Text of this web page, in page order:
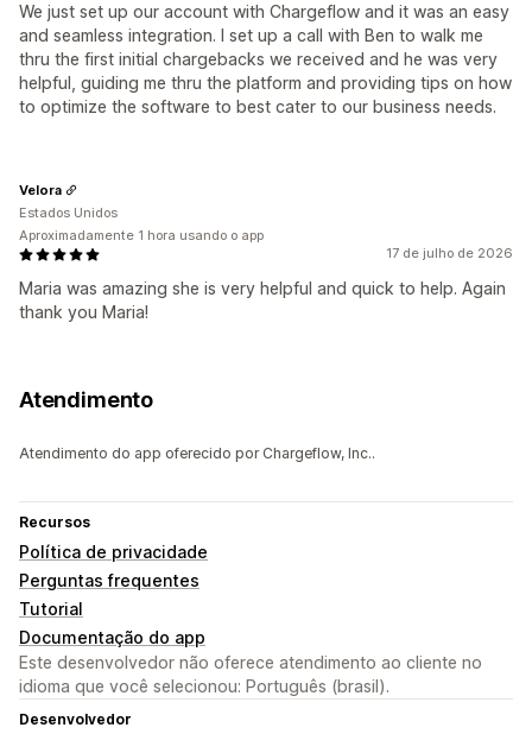
We just set up our account with Chargeflow and it was an easy
and seamless integration. I set up a call with Ben to walk me
thru the first initial chargebacks we received and he was very
helpful, guiding me thru the platform and providing tips on how
to optimize the software to best cater to our business needs.
17 de julho de 2026
Maria was amazing she is very helpful and quick to help. Again
thank you Maria!
Velora
Estados Unidos
Aproximadamente 1 hora usando o app
Atendimento
Atendimento do app oferecido por Chargeflow, Inc..
Recursos
Política de privacidade
Perguntas frequentes
Tutorial
Documentação do app
Este desenvolvedor não oferece atendimento ao cliente no
idioma que você selecionou: Português (brasil).
Desenvolvedor